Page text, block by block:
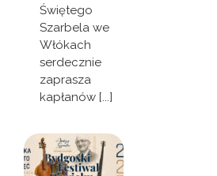
Świętego
Szarbela we
Włókach
serdecznie
zaprasza
kapłanów [...]